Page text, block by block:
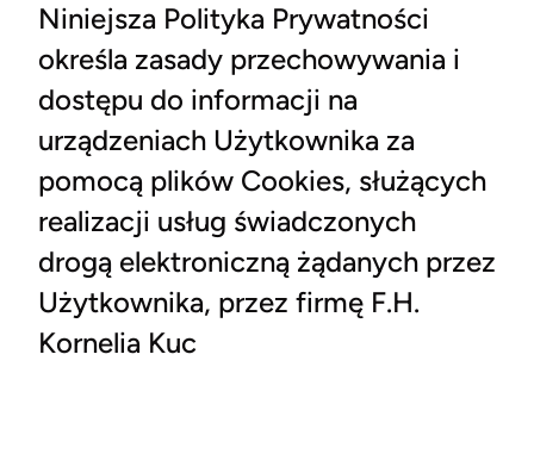
Niniejsza Polityka Prywatności
określa zasady przechowywania i
dostępu do informacji na
urządzeniach Użytkownika za
pomocą plików Cookies, służących
realizacji usług świadczonych
drogą elektroniczną żądanych przez
Użytkownika, przez firmę F.H.
Kornelia Kuc